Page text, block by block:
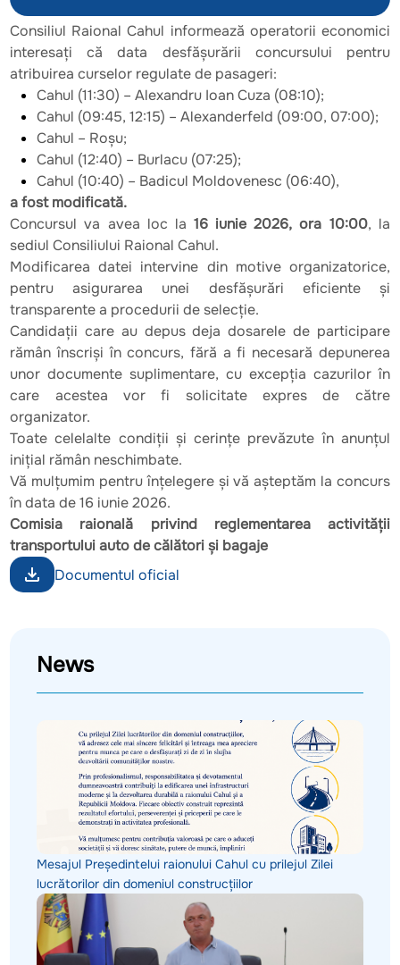
Consiliul Raional Cahul informează operatorii economici
interesați că data desfășurării concursului pentru
atribuirea curselor regulate de pasageri:
Cahul (11:30) – Alexandru Ioan Cuza (08:10);
Cahul (09:45, 12:15) – Alexanderfeld (09:00, 07:00);
Cahul – Roșu;
Cahul (12:40) – Burlacu (07:25);
Cahul (10:40) – Badicul Moldovenesc (06:40),
a fost modificată.
Concursul va avea loc la 16 iunie 2026, ora 10:00, la
sediul Consiliului Raional Cahul.
Modificarea datei intervine din motive organizatorice,
pentru asigurarea unei desfășurări eficiente și
transparente a procedurii de selecție.
Candidații care au depus deja dosarele de participare
rămân înscriși în concurs, fără a fi necesară depunerea
unor documente suplimentare, cu excepția cazurilor în
care acestea vor fi solicitate expres de către
organizator.
Toate celelalte condiții și cerințe prevăzute în anunțul
inițial rămân neschimbate.
Vă mulțumim pentru înțelegere și vă așteptăm la concurs
în data de 16 iunie 2026.
Comisia raională privind reglementarea activității
transportului auto de călători și bagaje
Documentul oficial
News
Mesajul Președintelui raionului Cahul cu prilejul Zilei
lucrătorilor din domeniul construcțiilor